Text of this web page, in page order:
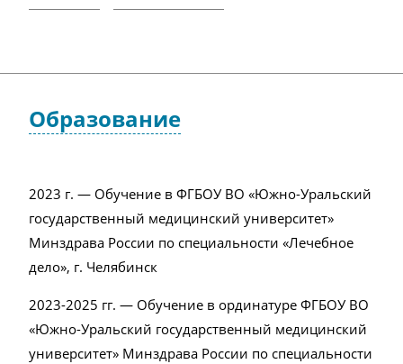
Образование
2023 г. — Обучение в ФГБОУ ВО «Южно-Уральский
государственный медицинский университет»
Минздрава России по специальности «Лечебное
дело», г. Челябинск
2023-2025 гг. — Обучение в ординатуре ФГБОУ ВО
«Южно-Уральский государственный медицинский
университет» Минздрава России по специальности